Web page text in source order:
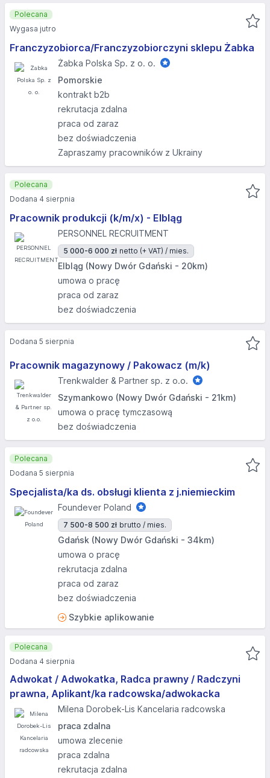
Franczyzobiorca/Franczyzobiorczyni sklepu Żabka
Żabka Polska Sp. z o. o.
Pomorskie
kontrakt b2b
rekrutacja zdalna
praca od zaraz
bez doświadczenia
Zapraszamy pracowników z Ukrainy
Polecana
Wygasa jutro
Pracownik produkcji (k/m/x) - Elbląg
PERSONNEL RECRUITMENT
5 000-6 000 zł netto (+ VAT) / mies.
Elbląg (Nowy Dwór Gdański - 20km)
umowa o pracę
praca od zaraz
bez doświadczenia
Polecana
Dodana 4 sierpnia
Pracownik magazynowy / Pakowacz (m/k)
Trenkwalder & Partner sp. z o.o.
Szymankowo (Nowy Dwór Gdański - 21km)
umowa o pracę tymczasową
bez doświadczenia
Dodana 5 sierpnia
Specjalista/ka ds. obsługi klienta z j.niemieckim
Foundever Poland
7 500-8 500 zł brutto / mies.
Gdańsk (Nowy Dwór Gdański - 34km)
umowa o pracę
rekrutacja zdalna
praca od zaraz
bez doświadczenia
Szybkie aplikowanie
Polecana
Dodana 5 sierpnia
Adwokat / Adwokatka, Radca prawny / Radczyni
prawna, Aplikant/ka radcowska/adwokacka
Milena Dorobek-Lis Kancelaria radcowska
praca zdalna
umowa zlecenie
praca zdalna
rekrutacja zdalna
Polecana
Dodana 4 sierpnia